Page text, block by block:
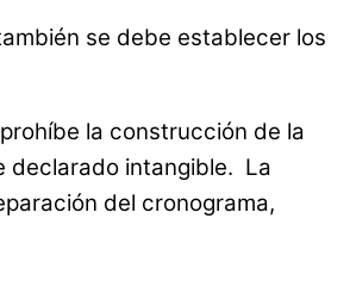
se debe establecer los
la construcción de la
declarado intangible. La
del cronograma,